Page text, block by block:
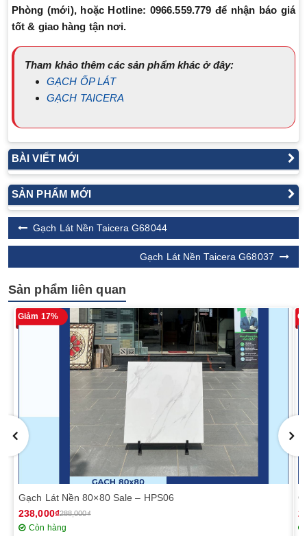
Phòng (mới), hoặc Hotline: 0966.559.779 để nhận báo giá
tốt & giao hàng tận nơi.
Tham khảo thêm các sản phẩm khác ở đây:
GẠCH ỐP LÁT
GẠCH TAICERA
BÀI VIẾT MỚI
SẢN PHẨM MỚI
Gạch Lát Nền Taicera G68044
Gạch Lát Nền Taicera G68037
Sản phẩm liên quan
Gạch Lát Nền 80×80 Sale – HPS06
238,000₫288,000₫
Giảm 17%
Còn hàng